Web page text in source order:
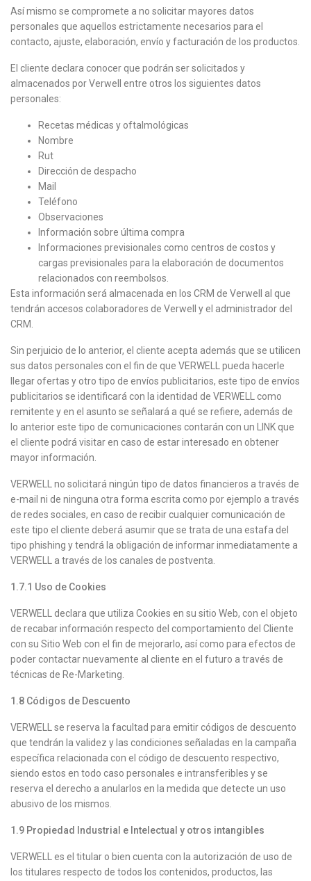
Así mismo se compromete a no solicitar mayores datos
personales que aquellos estrictamente necesarios para el
contacto, ajuste, elaboración, envío y facturación de los productos.
El cliente declara conocer que podrán ser solicitados y
almacenados por Verwell entre otros los siguientes datos
personales:
Recetas médicas y oftalmológicas
Nombre
Rut
Dirección de despacho
Mail
Teléfono
Observaciones
Información sobre última compra
Informaciones previsionales como centros de costos y
cargas previsionales para la elaboración de documentos
relacionados con reembolsos.
Esta información será almacenada en los CRM de Verwell al que
tendrán accesos colaboradores de Verwell y el administrador del
CRM.
Sin perjuicio de lo anterior, el cliente acepta además que se utilicen
sus datos personales con el fin de que VERWELL pueda hacerle
llegar ofertas y otro tipo de envíos publicitarios, este tipo de envíos
publicitarios se identificará con la identidad de VERWELL como
remitente y en el asunto se señalará a qué se refiere, además de
lo anterior este tipo de comunicaciones contarán con un LINK que
el cliente podrá visitar en caso de estar interesado en obtener
mayor información.
VERWELL no solicitará ningún tipo de datos financieros a través de
e-mail ni de ninguna otra forma escrita como por ejemplo a través
de redes sociales, en caso de recibir cualquier comunicación de
este tipo el cliente deberá asumir que se trata de una estafa del
tipo phishing y tendrá la obligación de informar inmediatamente a
VERWELL a través de los canales de postventa.
1.7.1 Uso de Cookies
VERWELL declara que utiliza Cookies en su sitio Web, con el objeto
de recabar información respecto del comportamiento del Cliente
con su Sitio Web con el fin de mejorarlo, así como para efectos de
poder contactar nuevamente al cliente en el futuro a través de
técnicas de Re-Marketing.
1.8 Códigos de Descuento
VERWELL se reserva la facultad para emitir códigos de descuento
que tendrán la validez y las condiciones señaladas en la campaña
específica relacionada con el código de descuento respectivo,
siendo estos en todo caso personales e intransferibles y se
reserva el derecho a anularlos en la medida que detecte un uso
abusivo de los mismos.
1.9 Propiedad Industrial e Intelectual y otros intangibles
VERWELL es el titular o bien cuenta con la autorización de uso de
los titulares respecto de todos los contenidos, productos, las